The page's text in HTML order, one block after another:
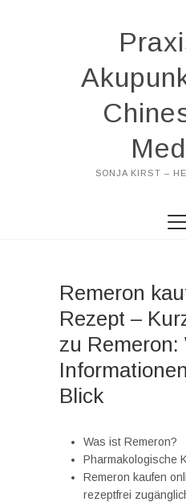
SONJA KIRST –
Remeron
Rezept –
zu Remeron:
Blick
Was ist Remeron?
Pharmakologische
Remeron kaufen
rezeptfrei